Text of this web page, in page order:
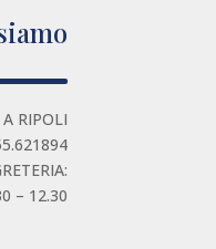
RIPOLI
– 12.30